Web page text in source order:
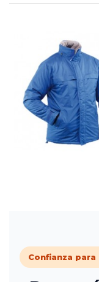
Confianza para